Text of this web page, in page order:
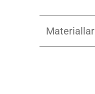
Materiallar